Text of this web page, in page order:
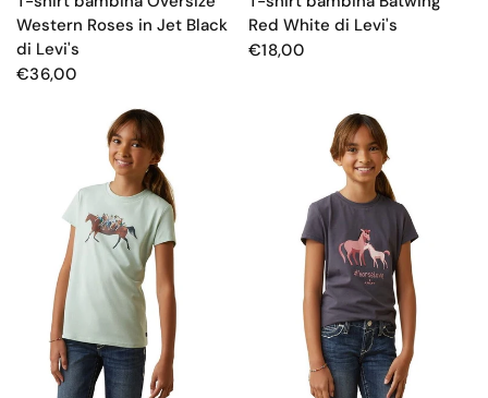
Western Roses in Jet Black
di Levi's
€36,00
Red White di Levi's
€18,00